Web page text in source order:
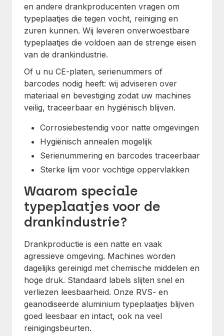
en andere drankproducenten vragen om
typeplaatjes die tegen vocht, reiniging en
zuren kunnen. Wij leveren onverwoestbare
typeplaatjes die voldoen aan de strenge eisen
van de drankindustrie.
Of u nu CE-platen, serienummers of
barcodes nodig heeft: wij adviseren over
materiaal en bevestiging zodat uw machines
veilig, traceerbaar en hygiënisch blijven.
Corrosiebestendig voor natte omgevingen
Hygiënisch annealen mogelijk
Serienummering en barcodes traceerbaar
Sterke lijm voor vochtige oppervlakken
Waarom speciale
typeplaatjes voor de
drankindustrie?
Drankproductie is een natte en vaak
agressieve omgeving. Machines worden
dagelijks gereinigd met chemische middelen en
hoge druk. Standaard labels slijten snel en
verliezen leesbaarheid. Onze RVS- en
geanodiseerde aluminium typeplaatjes blijven
goed leesbaar en intact, ook na veel
reinigingsbeurten.